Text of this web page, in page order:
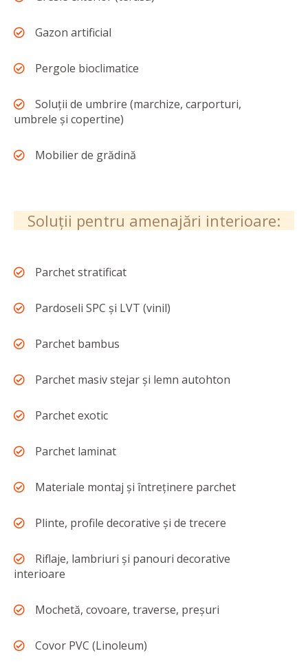
Gazon artificial
Pergole bioclimatice
Soluții de umbrire (marchize, carporturi,
umbrele și copertine)
Mobilier de grădină
Soluții pentru amenajări interioare:
Parchet stratificat
Pardoseli SPC și LVT (vinil)
Parchet bambus
Parchet masiv stejar și lemn autohton
Parchet exotic
Parchet laminat
Materiale montaj și întreținere parchet
Plinte, profile decorative și de trecere
Riflaje, lambriuri și panouri decorative
interioare
Mochetă, covoare, traverse, preşuri
Covor PVC (Linoleum)